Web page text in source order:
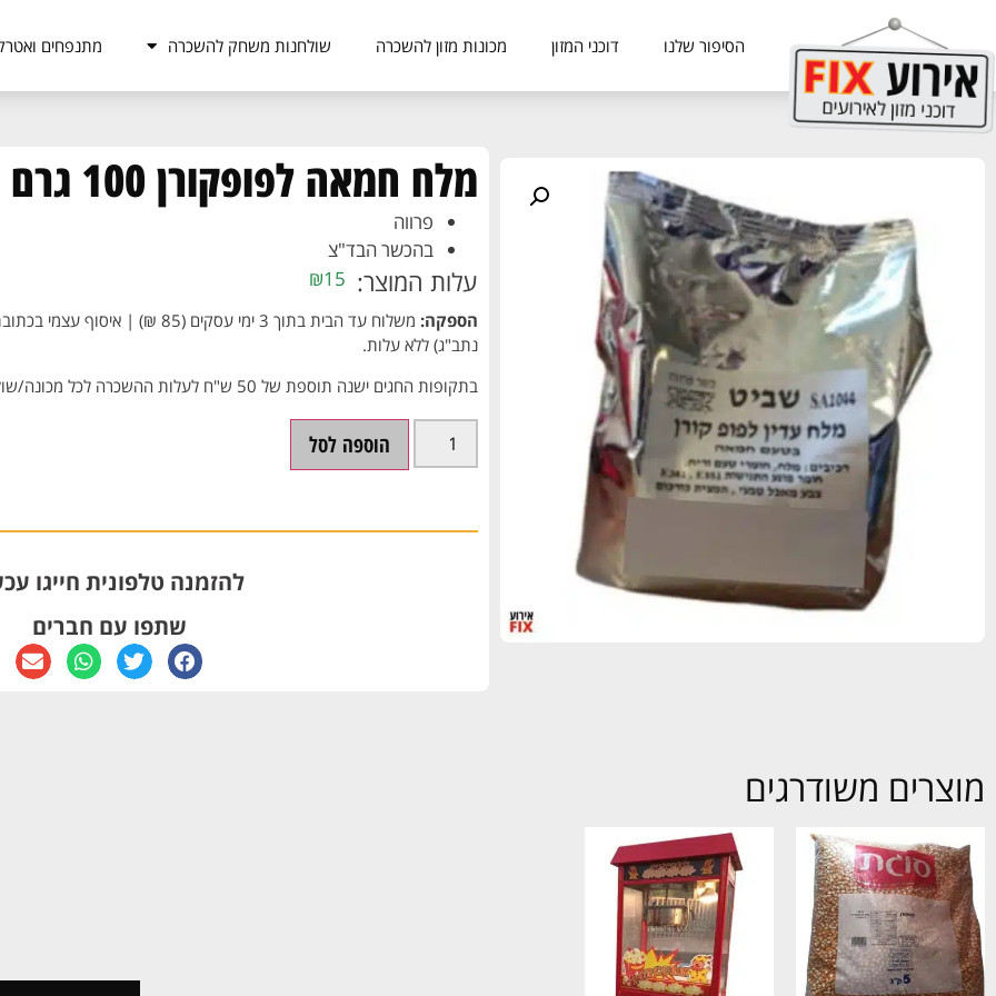
הסיפור שלנו דוכני המזון מכונות מזון להשכרה שולחנות משחק להשכרה מתנפחים
מלח חמאה לפופקורן 100 גרם
פרווה
בהכשר הבד"צ
עלות המוצר: ₪15
הספקה:
נתב"ג) ללא עלות.
בתקופות החגים ישנה תוספת של 50 ש"ח לעלות ההשכרה לכל מכונה/שולחן.
הוספה לסל
להזמנה טלפונית חייגו
שתפו עם חברים
מוצרים משודרגים